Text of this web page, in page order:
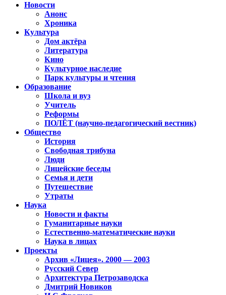
Новости
Анонс
Хроника
Культура
Дом актёра
Литература
Кино
Культурное наследие
Парк культуры и чтения
Образование
Школа и вуз
Учитель
Реформы
ПОЛЁТ (научно-педагогический вестник)
Общество
История
Свободная трибуна
Люди
Лицейские беседы
Семья и дети
Путешествие
Утраты
Наука
Новости и факты
Гуманитарные науки
Естественно-математические науки
Наука в лицах
Проекты
Архив «Лицея». 2000 — 2003
Русский Север
Архитектура Петрозаводска
Дмитрий Новиков